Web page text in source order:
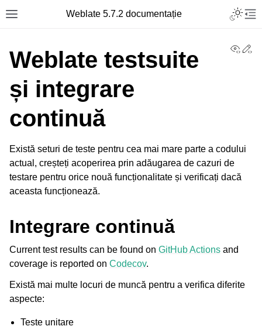
Toggle site navigation sidebar
Weblate 5.7.2 documentație Toggle
Weblate testsuite
și integrare
continuă
Există seturi de teste pentru cea mai mare parte a codului
actual, creșteți acoperirea prin adăugarea de cazuri de
testare pentru orice nouă funcționalitate și verificați dacă
aceasta funcționează.
Integrare continuă
Current test results can be found on GitHub Actions and
coverage is reported on Codecov.
Există mai multe locuri de muncă pentru a verifica diferite
aspecte:
Teste unitare